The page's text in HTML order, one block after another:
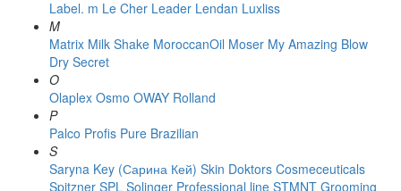
Label. m Le Cher Leader Lendan Luxliss
M
Matrix Milk Shake MoroccanOil Moser My Amazing Blow
Dry Secret
O
Olaplex Osmo OWAY Rolland
P
Palco Profis Pure Brazilian
S
Saryna Key (Сарина Кей) Skin Doktors Cosmeceuticals
Spitzner SPL Solinger Professional line STMNT Grooming